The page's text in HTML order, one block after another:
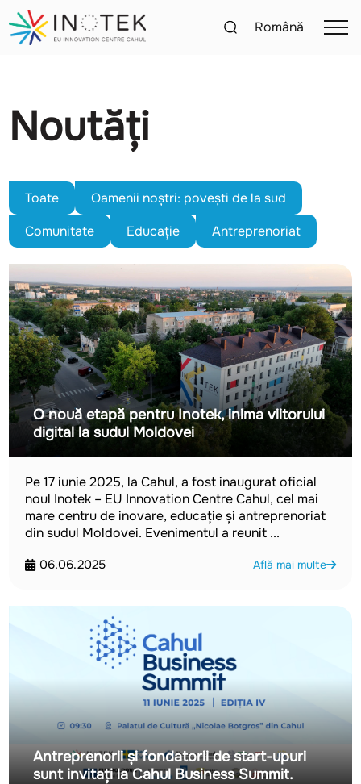
Română
Noutăți
Toate
Oamenii noștri: povești de la sud
Comunitate
Educație Antreprenoriat
O nouă etapă pentru Inotek, inima viitorului
digital la sudul Moldovei
Pe 17 iunie 2025, la Cahul, a fost inaugurat oficial
noul Inotek – EU Innovation Centre Cahul, cel mai
mare centru de inovare, educație și antreprenoriat
din sudul Moldovei. Evenimentul a reunit ...
06.06.2025 Află mai multe
Antreprenorii și fondatorii de start-upuri
sunt invitați la Cahul Business Summit.